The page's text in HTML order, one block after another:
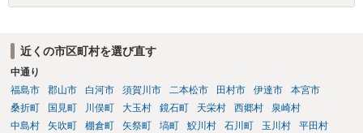
た場合には、返金交渉について、直接資料を持ち寄り弁護士にご相談
近くの市区町村を選び直す
中通り
福島市
郡山市 白河市 須賀川市 二本松市 田村市 伊達市
本宮市
桑折町
国見町 川俣町 大玉村 鏡石町 天栄村 西郷村
泉崎村
中島村
矢吹町 棚倉町 矢祭町 塙町 鮫川村 石川町 玉川村
平田村